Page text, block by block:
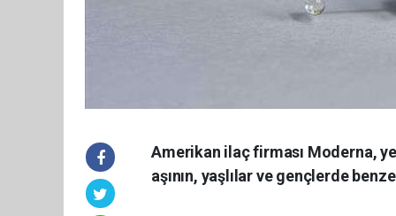
Amerikan ilaç firması Moderna,
aşının, yaşlılar ve gençlerde